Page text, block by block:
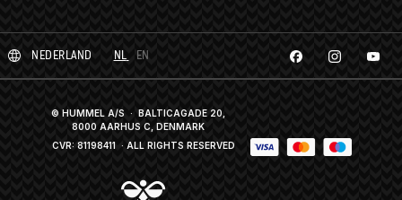
NEDERLAND NL EN
© HUMMEL A/S · BALTICAGADE 20,
8000 AARHUS C, DENMARK
CVR: 81198411 · ALL RIGHTS RESERVED